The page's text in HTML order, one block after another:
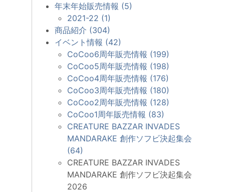
年末年始販売情報 (5)
2021-22 (1)
商品紹介 (304)
イベント情報 (42)
CoCoo6周年販売情報 (199)
CoCoo5周年販売情報 (198)
CoCoo4周年販売情報 (176)
CoCoo3周年販売情報 (180)
CoCoo2周年販売情報 (128)
CoCoo1周年販売情報 (83)
CREATURE BAZZAR INVADES
MANDARAKE 創作ソフビ決起集会
(64)
CREATURE BAZZAR INVADES
MANDARAKE 創作ソフビ決起集会
2026